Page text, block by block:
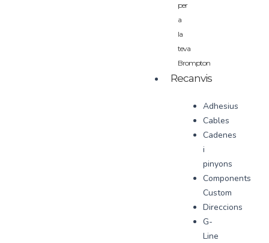
per
a
la
teva
Brompton
Recanvis
Adhesius
Cables
Cadenes
i
pinyons
Components
Custom
Direccions
G-
Line